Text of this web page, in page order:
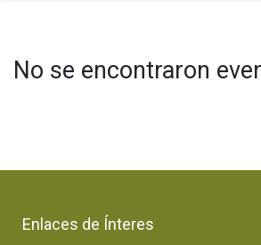
No se encontraron
Enlaces de Ínteres